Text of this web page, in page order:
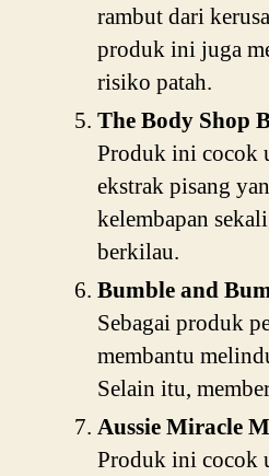
rambut dari
produk ini juga
risiko patah.
The Body Shop
Produk ini cocok
ekstrak pisang
kelembapan
berkilau.
Bumble and
Sebagai produk
membantu
Selain itu,
Aussie Miracle
Produk ini cocok